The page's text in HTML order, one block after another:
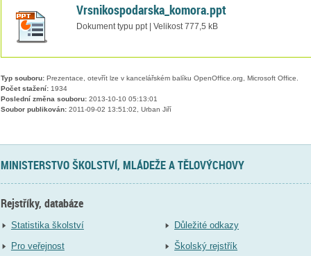
Vrsnikospodarska_komora.ppt
Dokument typu ppt | Velikost 777,5 kB
Typ souboru:Prezentace, otevřít lze v kancelářském balíku OpenOffice.org, Microsoft Office.
Počet stažení:1934
Poslední změna souboru:2013-10-10 05:13:01
Soubor publikován:2011-09-02 13:51:02, Urban Jiří
MINISTERSTVO ŠKOLSTVÍ, MLÁDEŽE A TĚLOVÝCHOVY
Rejstříky, databáze
Statistika školství
Pro veřejnost
Důležité odkazy
Školský rejstřík